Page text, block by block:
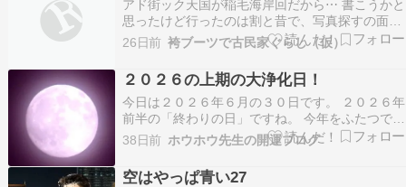
アド街ック天国が稲毛海岸回だから⋯ 書こうかと
思ったけど行ったのは割と昔で、写真探すの面倒
になったしやめました(えー とは言えリニューア
ル中のため楽しみにはしてます稲毛海岸。 色々と
開業したらまた行こうかなぁと。温浴施設早くし
てね！ もし出来たら幕張湯楽の里と並んで人気日
帰り…
26日前 袴ブーツで古民家ぐらし（仮）
２０２６の上期の大浄化日！
今日は２０２６年６月の３０日です。 ２０２６年
前半の「終わりの日」ですね。 今年をふたつで割
ったら、上期が今日で終了致します。今日は「あ
なたの７月からの運気改善に向けて」、あなた自
身を大浄化しましょう。 浄化に良いのは、酒風呂
です。お風呂に２合から５合の日本酒を入れて、
38日前 ホウホウ先生の開運ブログ
空はやっぱ青い27